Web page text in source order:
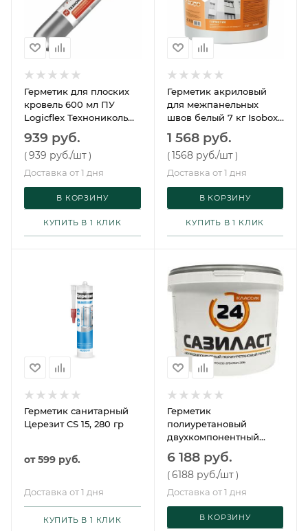
Герметик для плоских
кровель 600 мл ПУ
Logicflex Технониколь
939 руб.
(939 руб./шт)
Доставка от 1 дня
В КОРЗИНУ
КУПИТЬ В 1 КЛИК
Герметик акриловый
для межпанельных
швов белый 7 кг Isobox
Технониколь
1 568 руб.
(1568 руб./шт )
Доставка от 1 дня
В КОРЗИНУ
КУПИТЬ В 1 КЛИК
Герметик санитарный
Церезит CS 15, 280 гр
от599 руб.
Доставка от 1 дня
КУПИТЬ В 1 КЛИК
Герметик
полиуретановый
двухкомпонентный
серый 24 Классик 2К 16,5
кг Сазиласт
6 188 руб.
(6188 руб./шт )
Доставка от 1 дня
В КОРЗИНУ